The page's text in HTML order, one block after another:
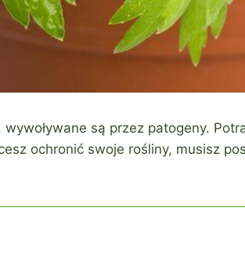
są przez patogeny.
ochronić swoje rośliny, musisz